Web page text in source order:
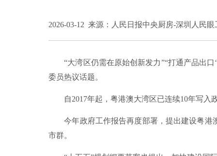
2026-03-12 来源：人民日报中央厨房-深圳人民
“大湾区仍需在原始创新发力”“打通产品出口
委员热议话题。
自2017年起，粤港澳大湾区已连续10年写入
今年政府工作报告再度部署，提出建设粤港
市群。